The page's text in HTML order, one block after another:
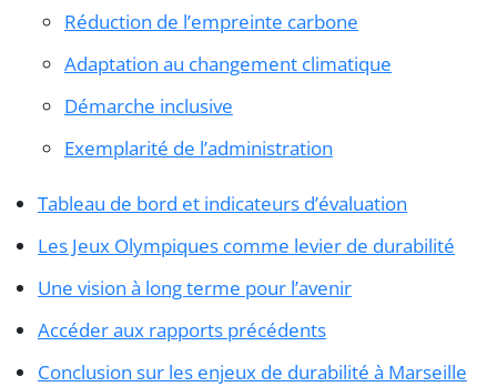
Réduction de l’empreinte carbone
Adaptation au changement climatique
Démarche inclusive
Exemplarité de l’administration
Tableau de bord et indicateurs d’évaluation
Les Jeux Olympiques comme levier de durabilité
Une vision à long terme pour l’avenir
Accéder aux rapports précédents
Conclusion sur les enjeux de durabilité à Marseille